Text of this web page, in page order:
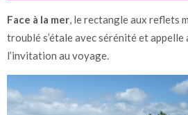
Face à la mer, le rectangle aux reflets
troublé s’étale avec sérénité et appelle
l’invitation au voyage.